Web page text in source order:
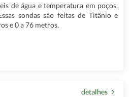
de água e temperatura em poços,
sondas são feitas de Titânio e
e 0 a 76 metros.
detalhes